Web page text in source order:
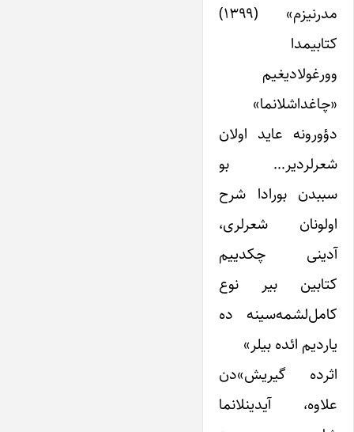
مدرنیزم» (۱۳۹۹)
کتابیمدا
وورغولادیغیم
«چاغداشلانما»
دؤورونه عاید اولان
شعرلردیر… بو
سببدن بورادا شرح
اولونان شعرلری،
آدینی چکدییم
کتابین بیر نوع
کامل‌لشمه‌سینه ده
یاردیم ائده بیلر»
اثرده گیریش»دن
علاوه، آیدینلانما